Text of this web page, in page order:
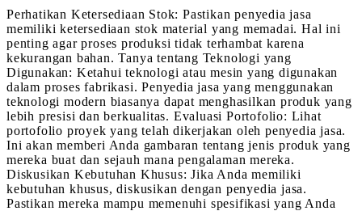
Perhatikan Ketersediaan Stok: Pastikan penyedia jasa
memiliki ketersediaan stok material yang memadai. Hal ini
penting agar proses produksi tidak terhambat karena
kekurangan bahan. Tanya tentang Teknologi yang
Digunakan: Ketahui teknologi atau mesin yang digunakan
dalam proses fabrikasi. Penyedia jasa yang menggunakan
teknologi modern biasanya dapat menghasilkan produk yang
lebih presisi dan berkualitas. Evaluasi Portofolio: Lihat
portofolio proyek yang telah dikerjakan oleh penyedia jasa.
Ini akan memberi Anda gambaran tentang jenis produk yang
mereka buat dan sejauh mana pengalaman mereka.
Diskusikan Kebutuhan Khusus: Jika Anda memiliki
kebutuhan khusus, diskusikan dengan penyedia jasa.
Pastikan mereka mampu memenuhi spesifikasi yang Anda